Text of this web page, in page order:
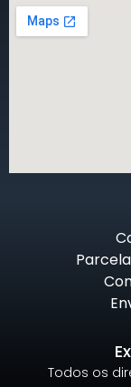
Todos os